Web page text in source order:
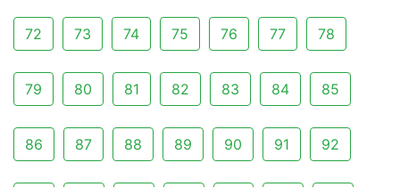
72 73 74 75 76 77 78
79 80 81 82 83 84 85
86 87 88 89 90 91 92